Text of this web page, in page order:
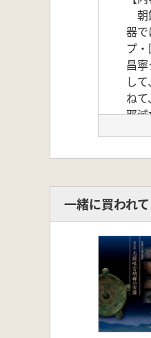
朝
器
プ
昌
し
ね
耶
一緒に買われ